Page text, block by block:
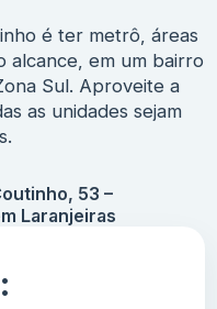
é ter metrô, áreas
alcance, em um bairro
Sul. Aproveite a
as unidades sejam
53 –
Laranjeiras